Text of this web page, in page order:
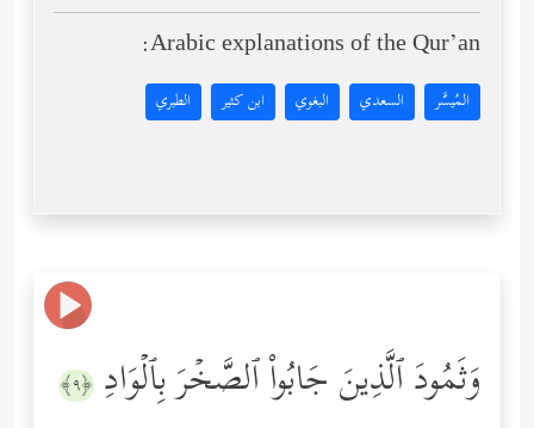
Arabic explanations of the Qur’an:
المُيسَّر السعدي البغوي ابن كثير الطبري
وَثَمُودَ ٱلَّذِینَ جَابُواْ ٱلصَّخۡرَ بِٱلۡوَادِ ﴿٩﴾